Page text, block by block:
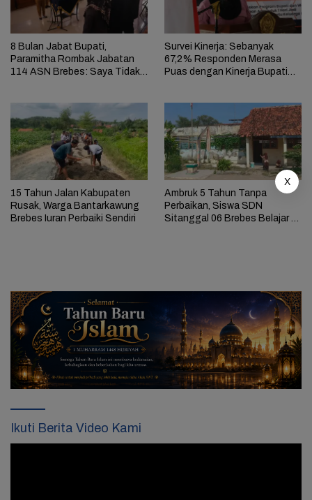
8 Bulan Jabat Bupati,
Paramitha Rombak Jabatan
114 ASN Brebes: Saya Tidak
Survei Kinerja: Sebanyak
67,2% Responden Merasa
Puas dengan Kinerja Bupati
15 Tahun Jalan Kabupaten
Rusak, Warga Bantarkawung
Brebes Iuran Perbaiki Sendiri
Ambruk 5 Tahun Tanpa
Perbaikan, Siswa SDN
Sitanggal 06 Brebes Belajar di
Ikuti Berita Video Kami
X